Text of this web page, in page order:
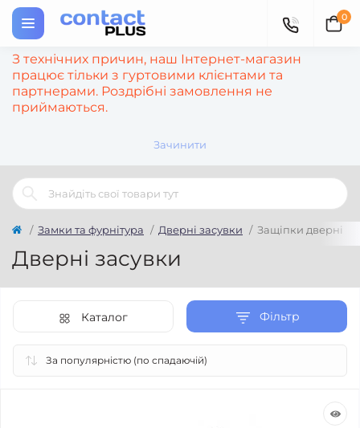
З технічних причин, наш Інтернет-магазин
працює тільки з гуртовими клієнтами та
партнерами. Роздрібні замовлення не
приймаються.
Зачинити
0
Замки та фурнітура Дверні засувки Защіпки дверні
Дверні засувки
Фільтр
Каталог